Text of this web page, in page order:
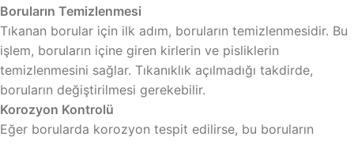
Boruların Temizlenmesi
Tıkanan borular için ilk adım, boruların temizlenmesidir. Bu
işlem, boruların içine giren kirlerin ve pisliklerin
temizlenmesini sağlar. Tıkanıklık açılmadığı takdirde,
boruların değiştirilmesi gerekebilir.
Korozyon Kontrolü
Eğer borularda korozyon tespit edilirse, bu boruların